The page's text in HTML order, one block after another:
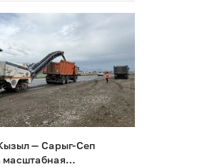
— Сарыг-Сеп
масштабная